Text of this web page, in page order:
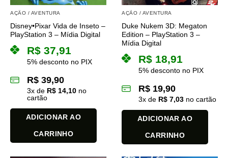
AÇÃO / AVENTURA
Disney•Pixar Vida de Inseto –
PlayStation 3 – Mídia Digital
R$ 37,91
5% desconto no PIX
R$ 39,90
3x de R$ 14,10 no
cartão
ADICIONAR AO
CARRINHO
AÇÃO / AVENTURA
Duke Nukem 3D: Megaton
Edition – PlayStation 3 –
Mídia Digital
R$ 18,91
5% desconto no PIX
R$ 19,90
3x de R$ 7,03 no cartão
ADICIONAR AO
CARRINHO